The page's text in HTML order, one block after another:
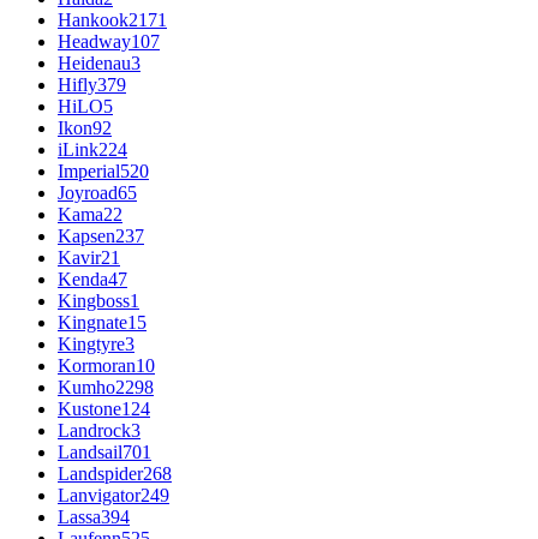
Hankook2171
Headway107
Heidenau3
Hifly379
HiLO5
Ikon92
iLink224
Imperial520
Joyroad65
Kama22
Kapsen237
Kavir21
Kenda47
Kingboss1
Kingnate15
Kingtyre3
Kormoran10
Kumho2298
Kustone124
Landrock3
Landsail701
Landspider268
Lanvigator249
Lassa394